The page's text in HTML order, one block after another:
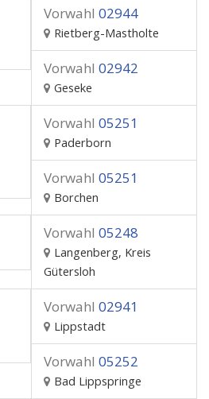
Vorwahl 02944
Rietberg-Mastholte
Vorwahl 02942
Geseke
Vorwahl 05251
Paderborn
Vorwahl 05251
Borchen
Vorwahl 05248
Langenberg, Kreis
Gütersloh
Vorwahl 02941
Lippstadt
Vorwahl 05252
Bad Lippspringe